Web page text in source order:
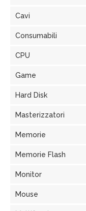
Cavi
Consumabili
CPU
Game
Hard Disk
Masterizzatori
Memorie
Memorie Flash
Monitor
Mouse